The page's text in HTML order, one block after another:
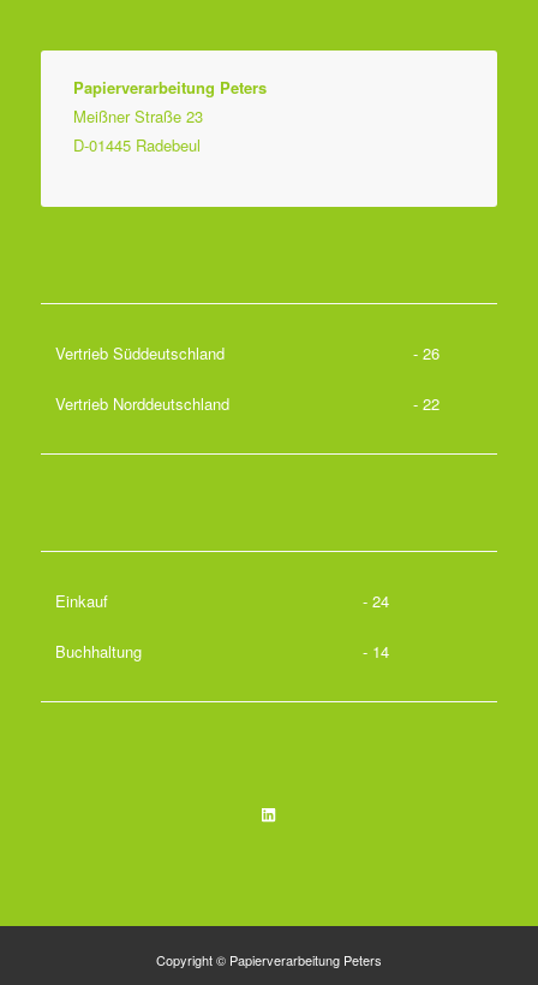
Papierverarbeitung Peters
Meißner Straße 23
D-01445 Radebeul
Vertrieb Süddeutschland - 26
Vertrieb Norddeutschland - 22
Einkauf - 24
Buchhaltung - 14
LinkedIn
Copyright © Papierverarbeitung Peters